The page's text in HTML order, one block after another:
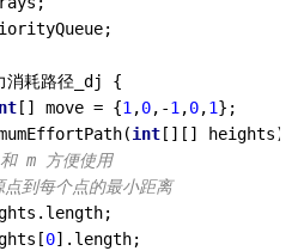
消耗路径_dj {
[] move = {1,0,-1,0,1};
(int [][] heights)
m 方便使用
到每个点的最小距离
0].length;